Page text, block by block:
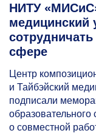
НИТУ
медицинский
сфере
Центр
и Тайбэйский
подписали
образовательного
о совместной